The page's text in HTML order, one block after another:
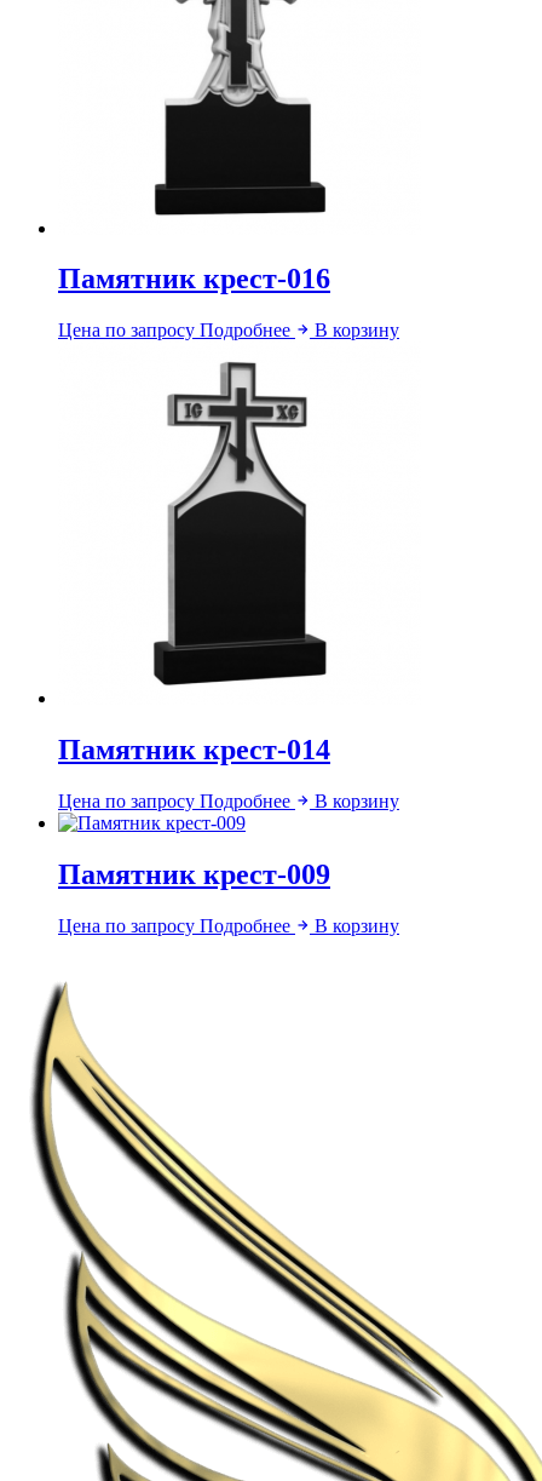
Памятник крест-016
Цена по запросу Подробнее В корзину
Памятник крест-014
Цена по запросу Подробнее В корзину
Памятник крест-009
Цена по запросу Подробнее В корзину